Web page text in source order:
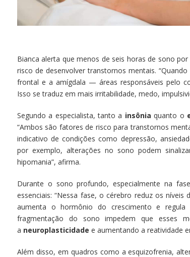
Bianca alerta que menos de seis horas de sono
risco de desenvolver transtornos mentais.
frontal e a amígdala — áreas responsáveis pelo
Isso se traduz em mais irritabilidade, medo,
Segundo a especialista, tanto a insônia quanto o
“Ambos são fatores de risco para transtornos
indicativo de condições como depressão,
por exemplo, alterações no sono podem
hipomania”, afirma.
Durante o sono profundo, especialmente na
essenciais: “Nessa fase, o cérebro reduz os
aumenta o hormônio do crescimento e
fragmentação do sono impedem que esses
a neuroplasticidade e aumentando a reatividade
Além disso, em quadros como a esquizofrenia,